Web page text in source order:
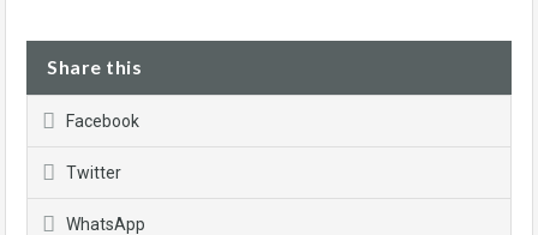
Share this
Facebook
Twitter
WhatsApp